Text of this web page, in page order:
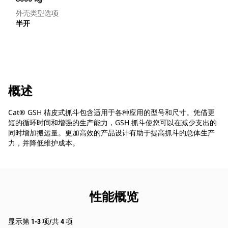
外壳类型选项
半开
概述
Cat® GSH 桔皮式抓斗包含适用于各种应用的型号和尺寸。凭借更
短的循环时间和增强的生产能力，GSH 抓斗使您可以在减少支出的
同时增加搬运量。更加高效的产品设计有助于提高抓斗的总体生产
力，并降低维护成本。
性能概览
显示第 1-3 项/共 4 项